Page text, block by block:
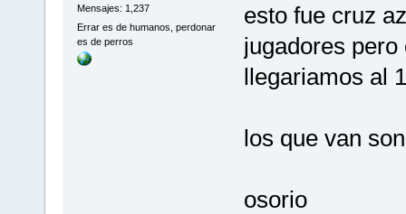
Mensajes: 1,237
Errar es de humanos, perdonar
es de perros
esto fue cruz
jugadores
llegariamos al
los que van son
osorio